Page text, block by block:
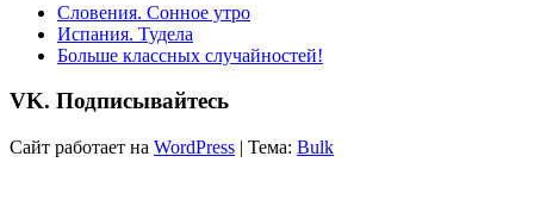
Словения. Сонное утро
Испания. Тудела
Больше классных случайностей!
VK. Подписывайтесь
Сайт работает на WordPress | Тема: Bulk